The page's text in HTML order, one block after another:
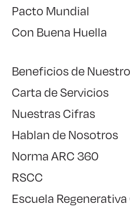
Pacto Mundial
Con Buena Huella
Beneficios de
Carta de Servicios
Nuestras Cifras
Hablan de Nosotros
Norma ARC 360
RSCC
Escuela